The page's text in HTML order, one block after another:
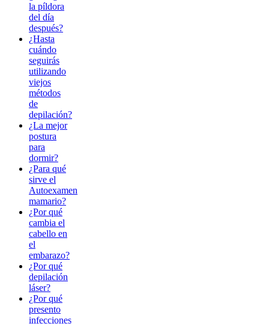
la píldora
del día
después?
¿Hasta
cuándo
seguirás
utilizando
viejos
métodos
de
depilación?
¿La mejor
postura
para
dormir?
¿Para qué
sirve el
Autoexamen
mamario?
¿Por qué
cambia el
cabello en
el
embarazo?
¿Por qué
depilación
láser?
¿Por qué
presento
infecciones